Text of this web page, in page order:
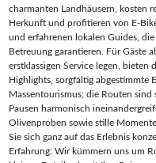
charmanten Landhäusern, kosten
Herkunft und profitieren von
und erfahrenen lokalen Guides,
Betreuung garantieren. Für Gäste
erstklassigen Service legen, bieten
Highlights, sorgfältig abgestimmte
Massentourismus; die Routen sind
Pausen harmonisch
Olivenproben sowie stille
Sie sich ganz auf das Erlebnis
Erfahrung: Wir kümmern uns um